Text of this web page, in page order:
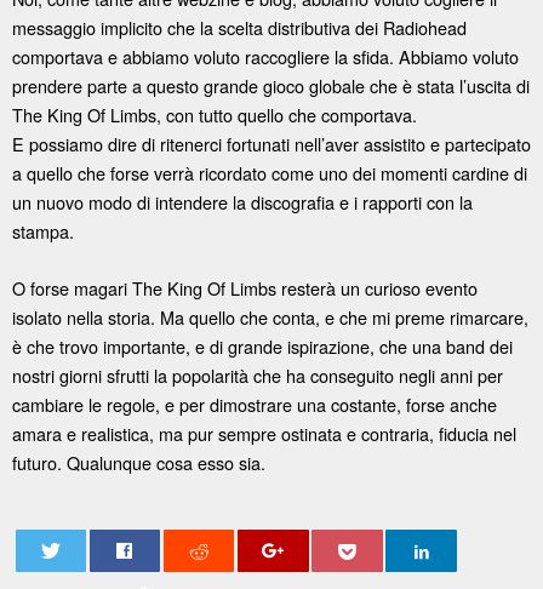
messaggio implicito che la scelta distributiva dei Radiohead
comportava e abbiamo voluto raccogliere la sfida. Abbiamo voluto
prendere parte a questo grande gioco globale che è stata l’uscita di
The King Of Limbs, con tutto quello che comportava.
E possiamo dire di ritenerci fortunati nell’aver assistito e partecipato
a quello che forse verrà ricordato come uno dei momenti cardine di
un nuovo modo di intendere la discografia e i rapporti con la
stampa.
O forse magari The King Of Limbs resterà un curioso evento
isolato nella storia. Ma quello che conta, e che mi preme rimarcare,
è che trovo importante, e di grande ispirazione, che una band dei
nostri giorni sfrutti la popolarità che ha conseguito negli anni per
cambiare le regole, e per dimostrare una costante, forse anche
amara e realistica, ma pur sempre ostinata e contraria, fiducia nel
futuro. Qualunque cosa esso sia.